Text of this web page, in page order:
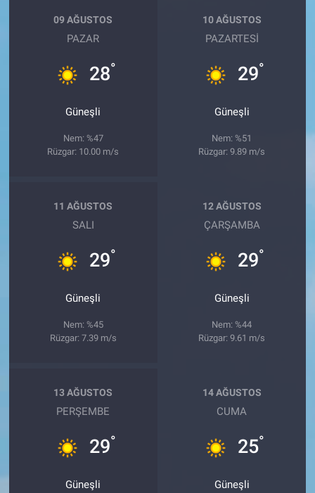
09 AĞUSTOS
PAZAR
28°
Güneşli
Nem: %47
Rüzgar: 10.00 m/s
10 AĞUSTOS
PAZARTESI
29°
Güneşli
Nem: %51
Rüzgar: 9.89 m/s
11 AĞUSTOS
SALI
29°
Güneşli
Nem: %45
Rüzgar: 7.39 m/s
12 AĞUSTOS
ÇARŞAMBA
29°
Güneşli
Nem: %44
Rüzgar: 9.61 m/s
13 AĞUSTOS
PERŞEMBE
29°
Güneşli
14 AĞUSTOS
CUMA
25°
Güneşli